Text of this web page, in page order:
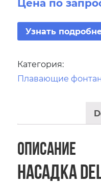
Узнать
Категория:
Плавающие
Описание
Насадка